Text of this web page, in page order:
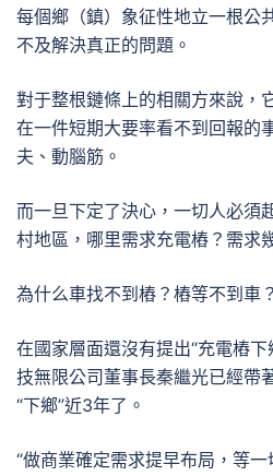
每個鄉（鎮）象征性地立一根公
不及解決真正的問題。
對于整根鏈條上的相關方來說，
在一件短期大要率看不到回報的
夫、動腦筋。
而一旦下定了決心，一切人必須
村地區，哪里需求充電樁？需求
為什么車找不到樁？樁等不到車？
在國家層面還沒有提出“充電樁
技無限公司董事長秦繼光已經帶
“下鄉”近3年了。
“做商業確定需求提早布局，等